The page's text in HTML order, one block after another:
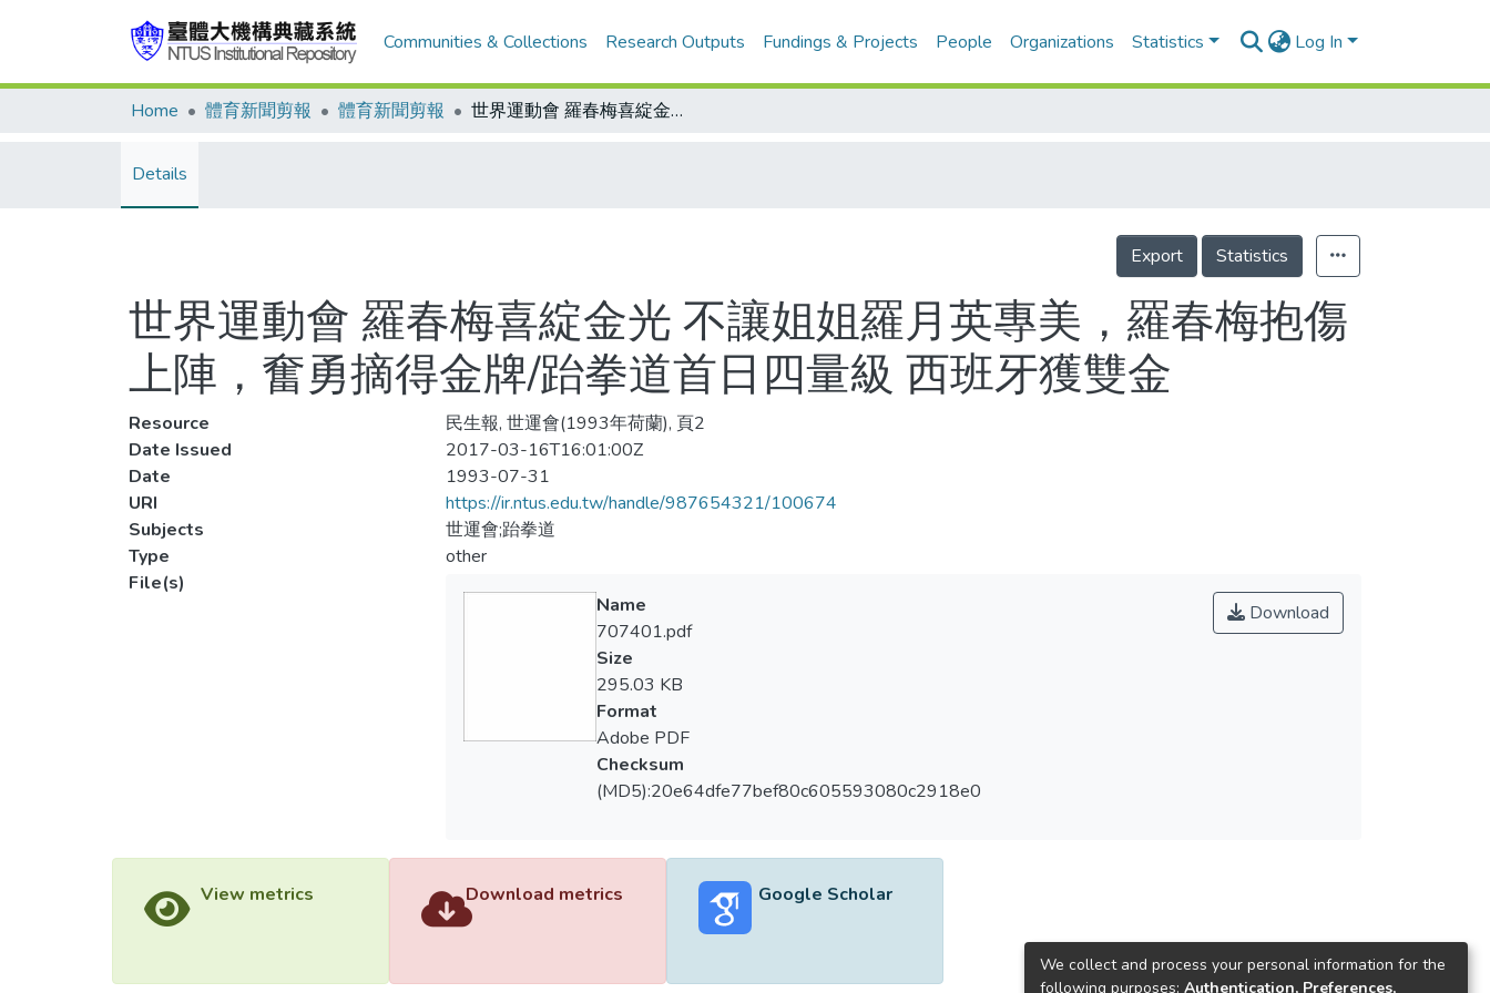
Communities & Collections Research Outputs Fundings & Projects People Organizations Statistics Log In
Home 體育新聞剪報 體育新聞剪報 世界運動會 羅春梅喜綻金光 不讓姐姐羅月英專美，羅春梅抱傷上陣，奮勇摘得金牌/跆拳道首日四量級 西班牙獲雙金
Details
Export Statistics
世界運動會 羅春梅喜綻金光 不讓姐姐羅月英專美，羅春梅抱傷
上陣，奮勇摘得金牌/跆拳道首日四量級 西班牙獲雙金
Resource
民生報, 世運會(1993年荷蘭), 頁2
Date Issued
2017-03-16T16:01:00Z
Date
1993-07-31
URI
https://ir.ntus.edu.tw/handle/987654321/100674
Subjects
世運會;跆拳道
Type
other
File(s)
Download
Name
707401.pdf
Size
295.03 KB
Format
Adobe PDF
Checksum
(MD5):20e64dfe77bef80c605593080c2918e0
View metrics Download metrics Google Scholar
We collect and process your personal information for the
following purposes: Authentication, Preferences,